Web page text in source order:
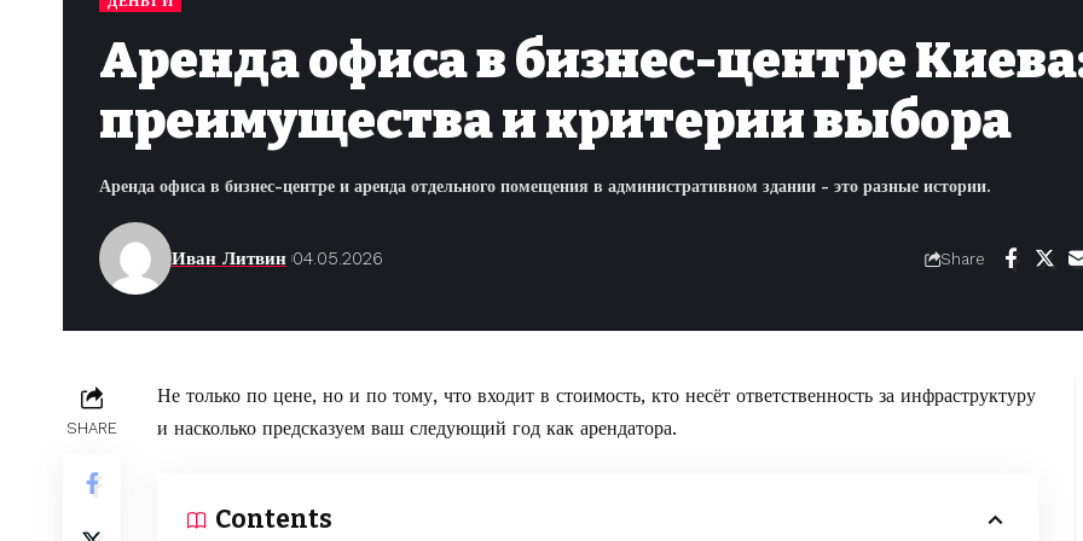
Аренда офиса в бизнес-центре
преимущества и критерии выбора
Аренда офиса в бизнес-центре и аренда отдельного помещения в административном здании - это разные истории.
Иван Литвин 04.05.2026 Share
SHARE
Не только по цене, но и по тому, что входит в стоимость, кто несёт ответственность за инфраструктуру
и насколько предсказуем ваш следующий год как арендатора.
Contents